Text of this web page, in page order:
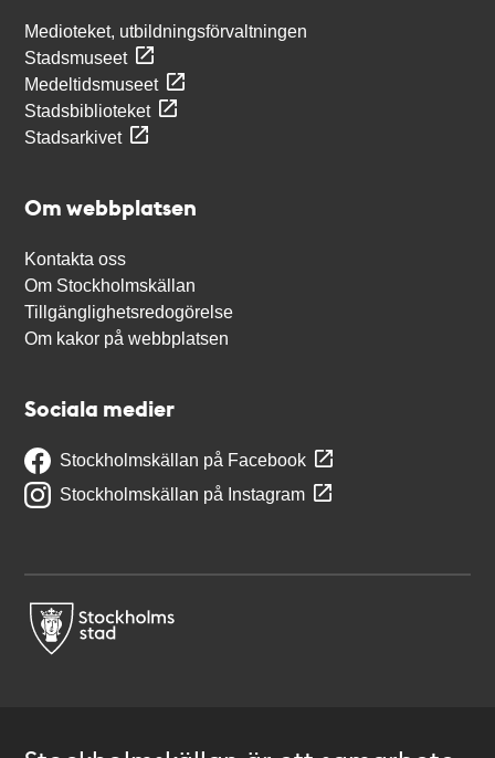
Medioteket, utbildningsförvaltningen
Stadsmuseet
Medeltidsmuseet
Stadsbiblioteket
Stadsarkivet
Om webbplatsen
Kontakta oss
Om Stockholmskällan
Tillgänglighetsredogörelse
Om kakor på webbplatsen
Sociala medier
Stockholmskällan på Facebook
Stockholmskällan på Instagram